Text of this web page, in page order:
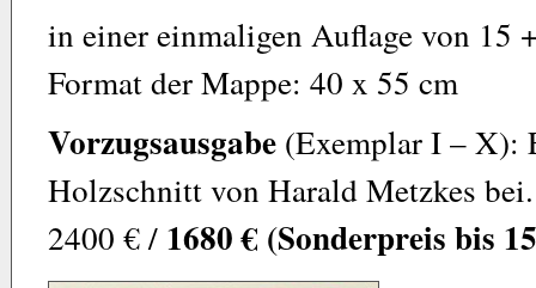
in einer einmaligen Auflage von 15
Format der Mappe: 40 x 55 cm
Vorzugsausgabe (Exemplar I – X):
Holzschnitt von Harald Metzkes
2400 € / 1680 € (Sonderpreis bis